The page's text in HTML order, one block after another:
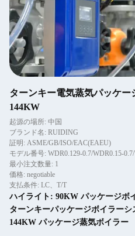
ターンキー電気蒸気パッケ
144KW
起源の場所: 中国
ブランド名: RUIDING
証明: ASME/GB/ISO/EAC(EAEU)
モデル番号: WDR0.129-0.7/WDR0.15-
最小注文数量: 1
価格: negotiable
支払条件: LC、T/T
ハイライト: 90KW パッケージボ
ターンキーパッケージボイラーシ
144KW パッケージ蒸気ボイラー